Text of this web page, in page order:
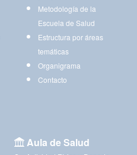
Metodología de la
Escuela de Salud
Estructura por áreas
temáticas
Organigrama
Contacto
Aula de Salud